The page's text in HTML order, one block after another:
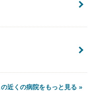
の近くの病院をもっと見る »